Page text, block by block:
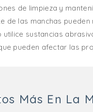
de limpieza y
de las manchas
utilice sustancias
pueden afectar las
Más En La